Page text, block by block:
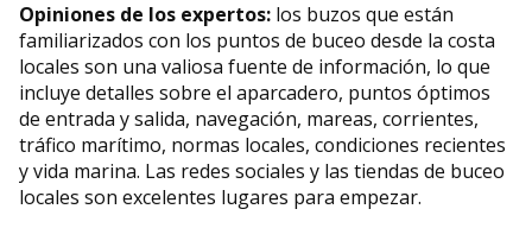
Opiniones de los expertos: los buzos que están
familiarizados con los puntos de buceo desde la costa
locales son una valiosa fuente de información, lo que
incluye detalles sobre el aparcadero, puntos óptimos
de entrada y salida, navegación, mareas, corrientes,
tráfico marítimo, normas locales, condiciones recientes
y vida marina. Las redes sociales y las tiendas de buceo
locales son excelentes lugares para empezar.